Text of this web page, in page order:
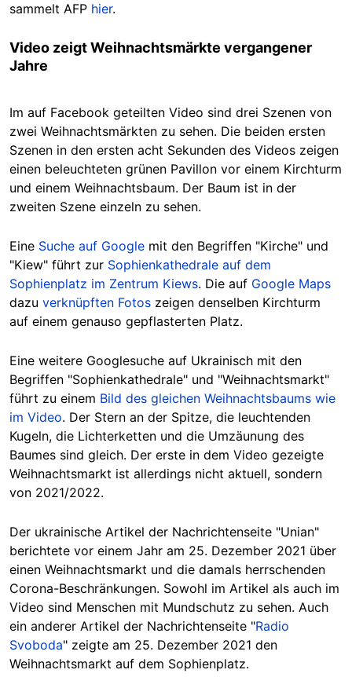
sammelt AFP hier.
Video zeigt Weihnachtsmärkte vergangener
Jahre
Im auf Facebook geteilten Video sind drei Szenen von
zwei Weihnachtsmärkten zu sehen. Die beiden ersten
Szenen in den ersten acht Sekunden des Videos zeigen
einen beleuchteten grünen Pavillon vor einem Kirchturm
und einem Weihnachtsbaum. Der Baum ist in der
zweiten Szene einzeln zu sehen.
Eine Suche auf Google mit den Begriffen "Kirche" und
"Kiew" führt zur Sophienkathedrale auf dem
Sophienplatz im Zentrum Kiews. Die auf Google Maps
dazu verknüpften Fotos zeigen denselben Kirchturm
auf einem genauso gepflasterten Platz.
Eine weitere Googlesuche auf Ukrainisch mit den
Begriffen "Sophienkathedrale" und "Weihnachtsmarkt"
führt zu einem Bild des gleichen Weihnachtsbaums wie
im Video. Der Stern an der Spitze, die leuchtenden
Kugeln, die Lichterketten und die Umzäunung des
Baumes sind gleich. Der erste in dem Video gezeigte
Weihnachtsmarkt ist allerdings nicht aktuell, sondern
von 2021/2022.
Der ukrainische Artikel der Nachrichtenseite "Unian"
berichtete vor einem Jahr am 25. Dezember 2021 über
einen Weihnachtsmarkt und die damals herrschenden
Corona-Beschränkungen. Sowohl im Artikel als auch im
Video sind Menschen mit Mundschutz zu sehen. Auch
ein anderer Artikel der Nachrichtenseite "Radio
Svoboda" zeigte am 25. Dezember 2021 den
Weihnachtsmarkt auf dem Sophienplatz.